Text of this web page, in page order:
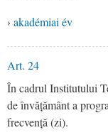
› akadémiai év
Art. 24
În cadrul Institutului
de învățământ a
frecvență (zi).